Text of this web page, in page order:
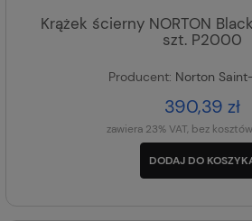
Krążek ścierny NORTON
szt. P2000
Producent: Norton
390,39 zł
zawiera 23% VAT, bez
DODAJ DO